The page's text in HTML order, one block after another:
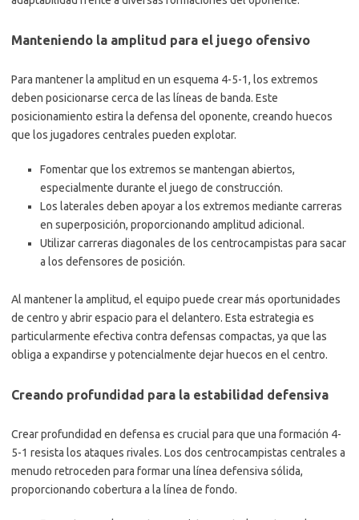
Manteniendo la amplitud para el juego ofensivo
Para mantener la amplitud en un esquema 4-5-1, los extremos
deben posicionarse cerca de las líneas de banda. Este
posicionamiento estira la defensa del oponente, creando huecos
que los jugadores centrales pueden explotar.
Fomentar que los extremos se mantengan abiertos,
especialmente durante el juego de construcción.
Los laterales deben apoyar a los extremos mediante carreras
en superposición, proporcionando amplitud adicional.
Utilizar carreras diagonales de los centrocampistas para sacar
a los defensores de posición.
Al mantener la amplitud, el equipo puede crear más oportunidades
de centro y abrir espacio para el delantero. Esta estrategia es
particularmente efectiva contra defensas compactas, ya que las
obliga a expandirse y potencialmente dejar huecos en el centro.
Creando profundidad para la estabilidad defensiva
Crear profundidad en defensa es crucial para que una formación 4-
5-1 resista los ataques rivales. Los dos centrocampistas centrales a
menudo retroceden para formar una línea defensiva sólida,
proporcionando cobertura a la línea de fondo.